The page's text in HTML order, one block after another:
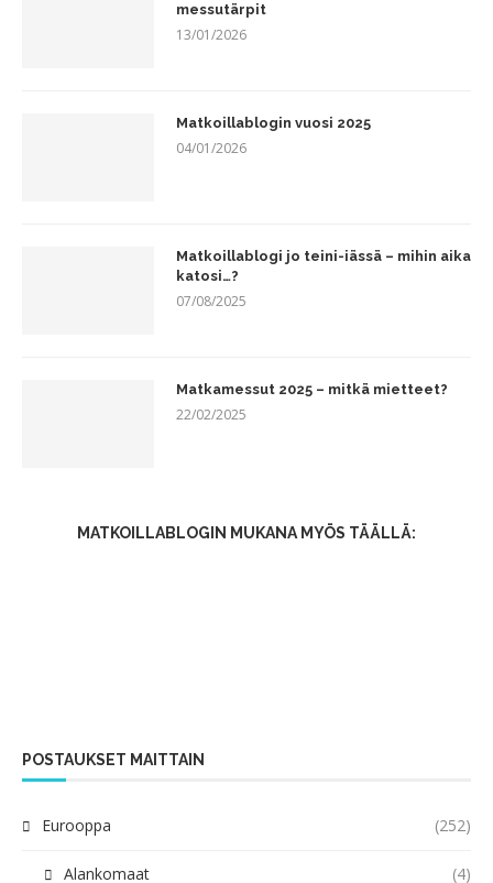
messutärpit
13/01/2026
Matkoillablogin vuosi 2025
04/01/2026
Matkoillablogi jo teini-iässä – mihin aika
katosi…?
07/08/2025
Matkamessut 2025 – mitkä mietteet?
22/02/2025
MATKOILLABLOGIN MUKANA MYÖS TÄÄLLÄ:
POSTAUKSET MAITTAIN
Eurooppa (252)
Alankomaat (4)